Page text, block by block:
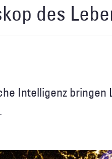
des
Intelligenz bringen